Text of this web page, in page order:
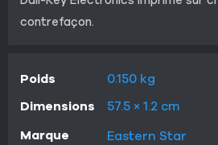
contrefaçon.
Poids
0.150 kg
Dimensions
57.5 × 1.2 cm
Marque
Eastern Star